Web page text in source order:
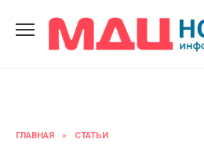
содержанию
ГЛАВНАЯ » СТАТЬИ